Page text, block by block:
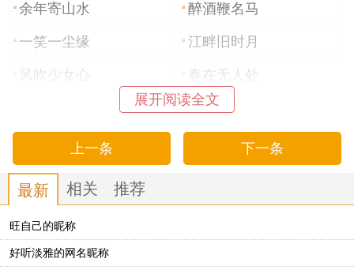
余年寄山水 醉酒鞭名马
一笑一尘缘 江畔旧时月
风吹少女心 春在无人处
尽揽少女心
佛系小可爱 绾起梨花月
执笔画浮尘
挽梦忆笙歌 杯酒挽歌和
梦醒了无痕 修心的网名
展开阅读全文
上一条 下一条
最新 相关 推荐
旺自己的昵称
好听淡雅的网名昵称